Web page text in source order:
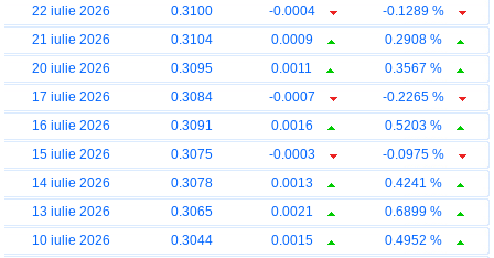
22 iulie 2026
0.3100 -0.0004
-0.1289 %
21 iulie 2026
0.3104 0.0009
0.2908 %
20 iulie 2026
0.3095 0.0011
0.3567 %
17 iulie 2026
0.3084 -0.0007
-0.2265 %
16 iulie 2026
0.3091 0.0016
0.5203 %
15 iulie 2026
0.3075 -0.0003
-0.0975 %
14 iulie 2026
0.3078 0.0013
0.4241 %
13 iulie 2026
0.3065 0.0021
0.6899 %
10 iulie 2026
0.3044 0.0015
0.4952 %